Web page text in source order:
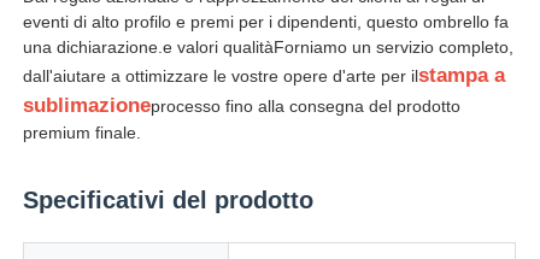
eventi di alto profilo e premi per i dipendenti, questo ombrello fa
una dichiarazione.e valori qualitàForniamo un servizio completo,
dall'aiutare a ottimizzare le vostre opere d'arte per ilstampa a
sublimazioneprocesso fino alla consegna del prodotto
premium finale.
Specificativi del prodotto